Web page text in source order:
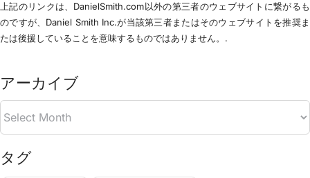
上記のリンクは、DanielSmith.com以外の第三者のウェブサイトに繋がるも
のですが、Daniel Smith Inc.が当該第三者またはそのウェブサイトを推奨ま
たは後援していることを意味するものではありません。.
アーカイブ
タグ